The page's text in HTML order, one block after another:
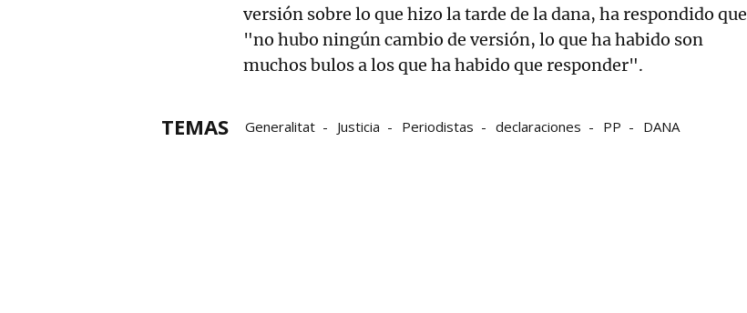
versión sobre lo que hizo la tarde de la dana, ha respondido que
"no hubo ningún cambio de versión, lo que ha habido son
muchos bulos a los que ha habido que responder".
TEMAS Generalitat Justicia Periodistas declaraciones PP DANA